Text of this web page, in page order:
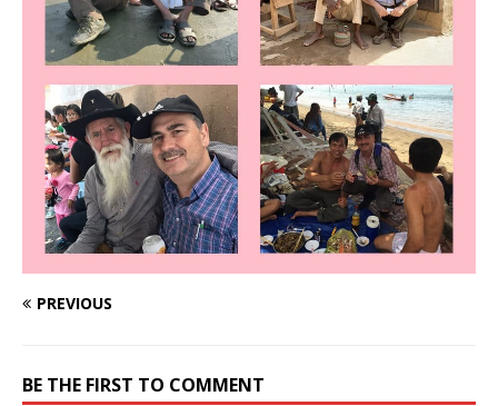
PREVIOUS
BE THE FIRST TO COMMENT